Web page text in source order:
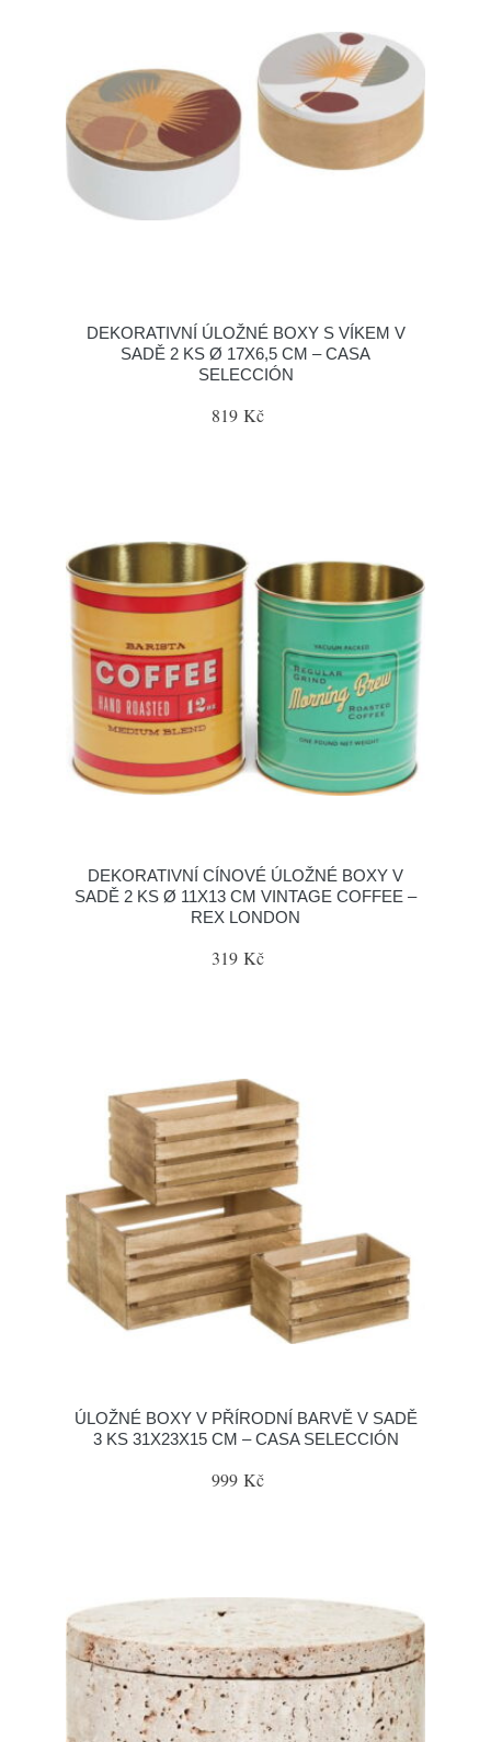
DEKORATIVNÍ ÚLOŽNÉ BOXY S VÍKEM V
SADĚ 2 KS Ø 17X6,5 CM – CASA
SELECCIÓN
819 Kč
DEKORATIVNÍ CÍNOVÉ ÚLOŽNÉ BOXY V
SADĚ 2 KS Ø 11X13 CM VINTAGE COFFEE –
REX LONDON
319 Kč
ÚLOŽNÉ BOXY V PŘÍRODNÍ BARVĚ V SADĚ
3 KS 31X23X15 CM – CASA SELECCIÓN
999 Kč